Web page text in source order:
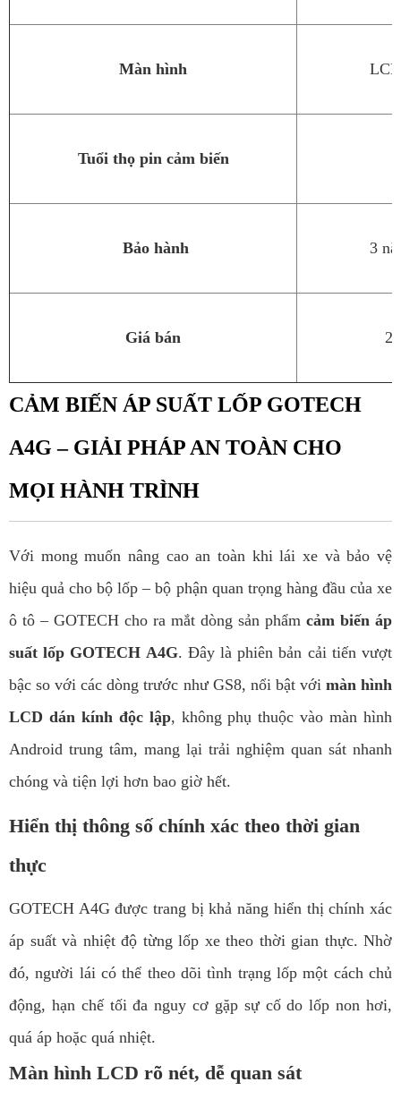
Màn hình
Tuổi thọ pin cảm biến
Bảo hành 3
Giá bán
CẢM BIẾN ÁP SUẤT LỐP GOTECH
A4G – GIẢI PHÁP AN TOÀN CHO
MỌI HÀNH TRÌNH
Với mong muốn nâng cao an toàn khi lái xe và bảo vệ
hiệu quả cho bộ lốp – bộ phận quan trọng hàng đầu của xe
ô tô – GOTECH cho ra mắt dòng sản phẩm cảm biến áp
suất lốp GOTECH A4G. Đây là phiên bản cải tiến vượt
bậc so với các dòng trước như GS8, nổi bật với màn hình
LCD dán kính độc lập, không phụ thuộc vào màn hình
Android trung tâm, mang lại trải nghiệm quan sát nhanh
chóng và tiện lợi hơn bao giờ hết.
Hiển thị thông số chính xác theo thời gian
thực
GOTECH A4G được trang bị khả năng hiển thị chính xác
áp suất và nhiệt độ từng lốp xe theo thời gian thực. Nhờ
đó, người lái có thể theo dõi tình trạng lốp một cách chủ
động, hạn chế tối đa nguy cơ gặp sự cố do lốp non hơi,
quá áp hoặc quá nhiệt.
Màn hình LCD rõ nét, dễ quan sát